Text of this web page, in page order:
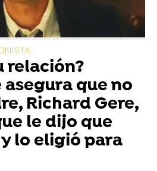
relación?
asegura que no
Richard Gere,
le dijo que
lo eligió para